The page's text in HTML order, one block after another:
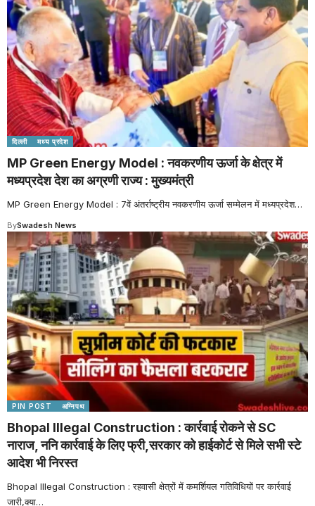
दिल्ली मध्य प्रदेश
MP Green Energy Model : नवकरणीय ऊर्जा के क्षेत्र में
मध्यप्रदेश देश का अग्रणी राज्य : मुख्यमंत्री
MP Green Energy Model : 7वें अंतर्राष्ट्रीय नवकरणीय ऊर्जा सम्मेलन में मध्यप्रदेश…
BySwadesh News
PIN POST अग्निपथ
Bhopal Illegal Construction : कार्रवाई रोकने से SC
नाराज, ननि कार्रवाई के लिए फ्री,सरकार को हाईकोर्ट से मिले सभी स्टे
आदेश भी निरस्त
Bhopal Illegal Construction : रहवासी क्षेत्रों में कमर्शियल गतिविधियों पर कार्रवाई
जारी,क्या…